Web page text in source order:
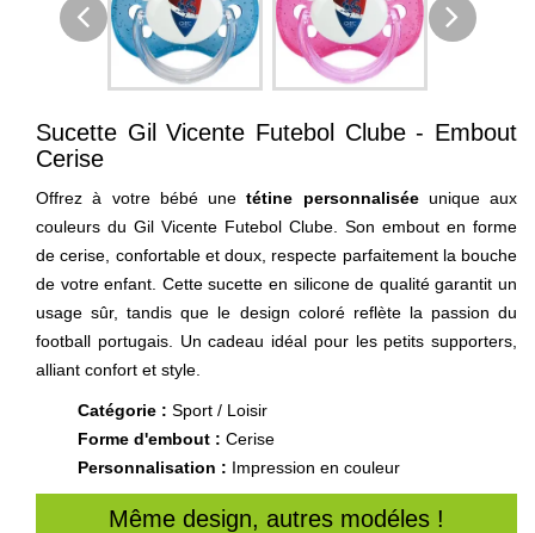
Sucette Gil Vicente Futebol Clube - Embout
Cerise
Offrez à votre bébé unetétine personnaliséeunique aux
couleurs du Gil Vicente Futebol Clube. Son embout en forme
de cerise, confortable et doux, respecte parfaitement la bouche
de votre enfant. Cette sucette en silicone de qualité garantit un
usage sûr, tandis que le design coloré reflète la passion du
football portugais. Un cadeau idéal pour les petits supporters,
alliant confort et style.
Catégorie : Sport / Loisir
Forme d'embout : Cerise
Personnalisation : Impression en couleur
Même design, autres modéles !